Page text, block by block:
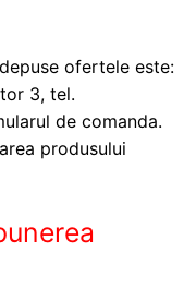
ofertele este:
3, tel.
de comanda.
produsului